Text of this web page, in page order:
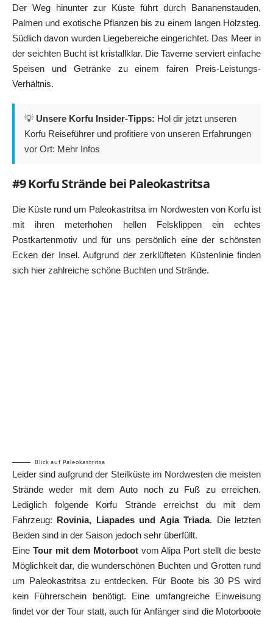
Der Weg hinunter zur Küste führt durch Bananenstauden,
Palmen und exotische Pflanzen bis zu einem langen Holzsteg.
Südlich davon wurden Liegebereiche eingerichtet. Das Meer in
der seichten Bucht ist kristallklar. Die Taverne serviert einfache
Speisen und Getränke zu einem fairen Preis-Leistungs-
Verhältnis.
💡 Unsere Korfu Insider-Tipps: Hol dir jetzt unseren
Korfu Reiseführer und profitiere von unseren Erfahrungen
vor Ort: Mehr Infos
#9 Korfu Strände bei Paleokastritsa
Die Küste rund um Paleokastritsa im Nordwesten von Korfu ist
mit ihren meterhohen hellen Felsklippen ein echtes
Postkartenmotiv und für uns persönlich eine der schönsten
Ecken der Insel. Aufgrund der zerklüfteten Küstenlinie finden
sich hier zahlreiche schöne Buchten und Strände.
Blick auf Paleokastritsa
Leider sind aufgrund der Steilküste im Nordwesten die meisten
Strände weder mit dem Auto noch zu Fuß zu erreichen.
Lediglich folgende Korfu Strände erreichst du mit dem
Fahrzeug: Rovinia, Liapades und Agia Triada. Die letzten
Beiden sind in der Saison jedoch sehr überfüllt.
Eine Tour mit dem Motorbootvom Alipa Port stellt die beste
Möglichkeit dar, die wunderschönen Buchten und Grotten rund
um Paleokastritsa zu entdecken. Für Boote bis 30 PS wird
kein Führerschein benötigt. Eine umfangreiche Einweisung
findet vor der Tour statt, auch für Anfänger sind die Motorboote